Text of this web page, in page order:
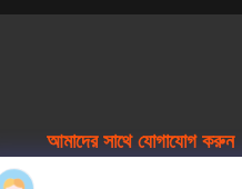
আমাদের সাথে যোগাযোগ করুন